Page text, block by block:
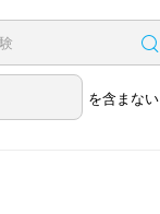
を含まない